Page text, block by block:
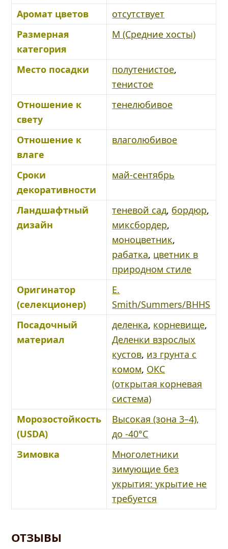
Аромат цветов
отсутствует
Размерная
категория
M (Средние хосты)
Место посадки полутенистое,
тенистое
Отношение к
свету
тенелюбивое
Отношение к
влаге
влаголюбивое
Сроки
декоративности
май-сентябрь
Ландшафтный
дизайн
теневой сад, бордюр,
миксбордер,
моноцветник,
рабатка, цветник в
природном стиле
Оригинатор
(селекционер)
E.
Smith/Summers/BHHS
Посадочный
материал
деленка, корневище,
Деленки взрослых
кустов, из грунта с
комом, ОКС
(открытая корневая
система)
Морозостойкость
(USDA)
Высокая (зона 3–4),
до -40°C
Зимовка
Многолетники
зимующие без
укрытия: укрытие не
требуется
ОТЗЫВЫ